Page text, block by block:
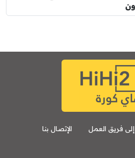
فريق العمل الإتصال بنا